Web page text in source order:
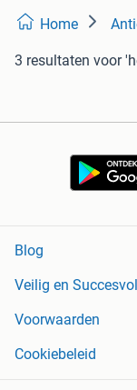
Home
3 resultaten voor
Blog
Veilig en Succesvol
Voorwaarden
Cookiebeleid